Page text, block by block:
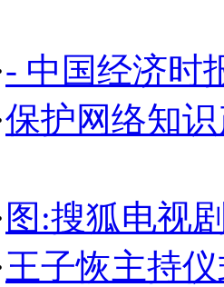
- 中国经济时
保护网络知
图:搜狐电视
王子恢主持